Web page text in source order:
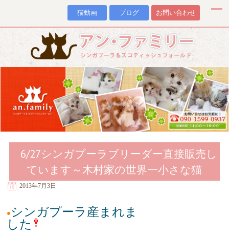
猫動画 ブログ お問い合わせ
6/27シンガプーラブリーダー直接販売し
ています～木村家の世界一小さな猫
2013年7月3日
● シンガプーラ産まれま
した